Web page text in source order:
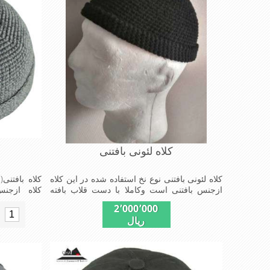
کلاه لئونی بافتنی
کلاه لئونی بافتنی نوع نخ استفاده شده در این کلاه
ازجنس بافتنی است وکاملا با دست قلاب بافته
شده مدل کلاهی که افرادخاص می پسندند شیک و
مناسب افراد خوش پوش جنس عالی ,دوخت
مناسب, سبکی,خوش فرمی ازدیگرخصوصیات این
2٬000٬000
ریال
کلاه
کلاه
پوش
فرمی